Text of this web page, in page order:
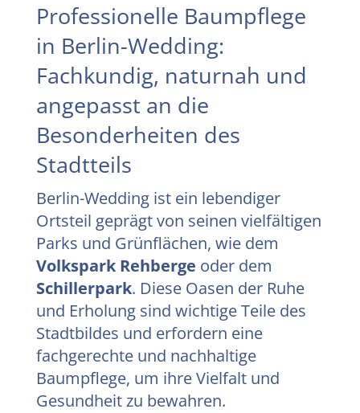
Professionelle Baumpflege
in Berlin-Wedding:
Fachkundig, naturnah und
angepasst an die
Besonderheiten des
Stadtteils
Berlin-Wedding ist ein lebendiger
Ortsteil geprägt von seinen vielfältigen
Parks und Grünflächen, wie dem
Volkspark Rehberge oder dem
Schillerpark. Diese Oasen der Ruhe
und Erholung sind wichtige Teile des
Stadtbildes und erfordern eine
fachgerechte und nachhaltige
Baumpflege, um ihre Vielfalt und
Gesundheit zu bewahren.